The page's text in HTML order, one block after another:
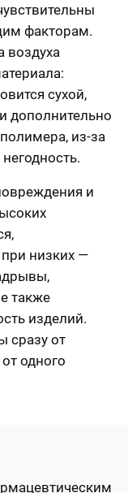
факторам.
воздуха
сухой,
дополнительно
из-за
и
низких —
также
изделий.
сразу от
одного